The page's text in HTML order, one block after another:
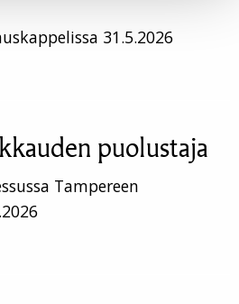
31.5.2026
puolustaja
Tampereen